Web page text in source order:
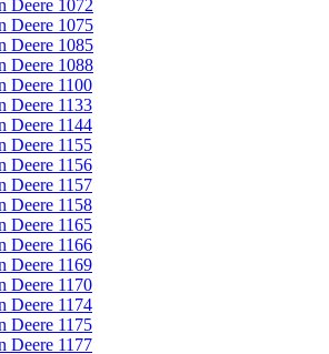
Deere 1072
Deere 1075
Deere 1085
Deere 1088
Deere 1100
Deere 1133
Deere 1144
Deere 1155
Deere 1156
Deere 1157
Deere 1158
Deere 1165
Deere 1166
Deere 1169
Deere 1170
Deere 1174
Deere 1175
Deere 1177